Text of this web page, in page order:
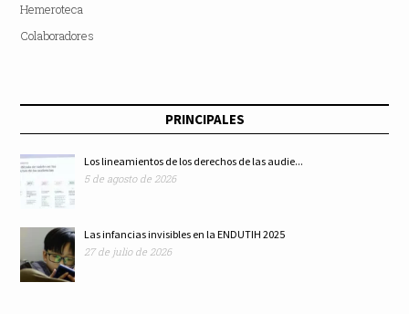
Hemeroteca
Colaboradores
PRINCIPALES
Los lineamientos de los derechos de las audie...
5 de agosto de 2026
Las infancias invisibles en la ENDUTIH 2025
27 de julio de 2026